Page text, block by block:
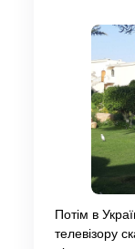
Потім в
телевізору